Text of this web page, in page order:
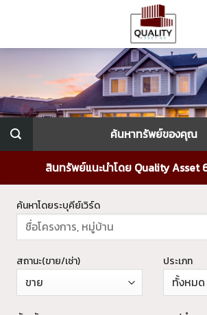
ค้นหาทรัพย์ของคุณ
สินทรัพย์แนะนำโดย Quality Asset
ค้นหาโดยระบุคีย์เวิร์ด
สถานะ(ขาย/เช่า) ประเภท